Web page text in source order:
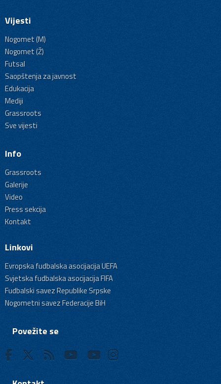
Vijesti
Nogomet (M)
Nogomet (Ž)
Futsal
Saopštenja za javnost
Edukacija
Mediji
Grassroots
Sve vijesti
Info
Grassroots
Galerije
Video
Press sekcija
Kontakt
Linkovi
Evropska fudbalska asocijacija UEFA
Svjetska fudbalska asocijacija FIFA
Fudbalski savez Republike Srpske
Nogometni savez Federacije BiH
Povežite se